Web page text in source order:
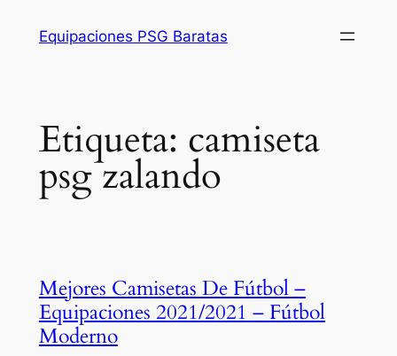
Equipaciones PSG Baratas
Etiqueta: camiseta
psg zalando
Mejores Camisetas De Fútbol –
Equipaciones 2021/2021 – Fútbol
Moderno